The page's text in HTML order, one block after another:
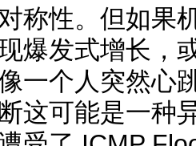
称性。但如果
爆发式增长，
一个人突然心
这可能是一种